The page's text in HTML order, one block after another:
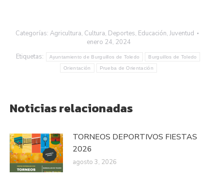
Categorías: Agricultura, Cultura, Deportes, Educación, Juventud
enero 24, 2024
Etiquetas:
Ayuntamiento de Burguillos de Toledo Burguillos de Toledo
Orientación Prueba de Orientación
Noticias relacionadas
TORNEOS DEPORTIVOS FIESTAS
2026
agosto 3, 2026